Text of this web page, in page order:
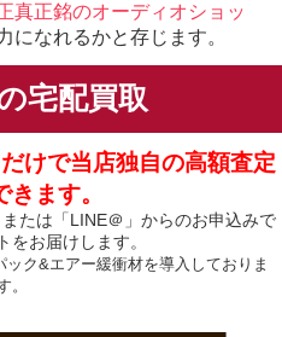
正真正銘のオーディオショッ
になれるかと存じます。
宅配買取
けで当店独自の高額査定
きます。
たは「LINE＠」からのお申込みで
をお届けします。
ク&エアー緩衝材を導入しておりま
。